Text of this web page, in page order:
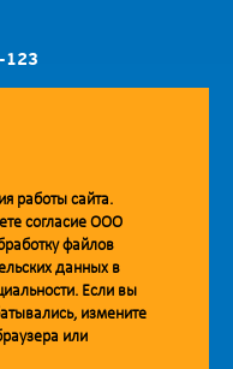
123
Vodorobot
работы сайта.
согласие ООО
файлов
данных в
. Если вы
измените
или